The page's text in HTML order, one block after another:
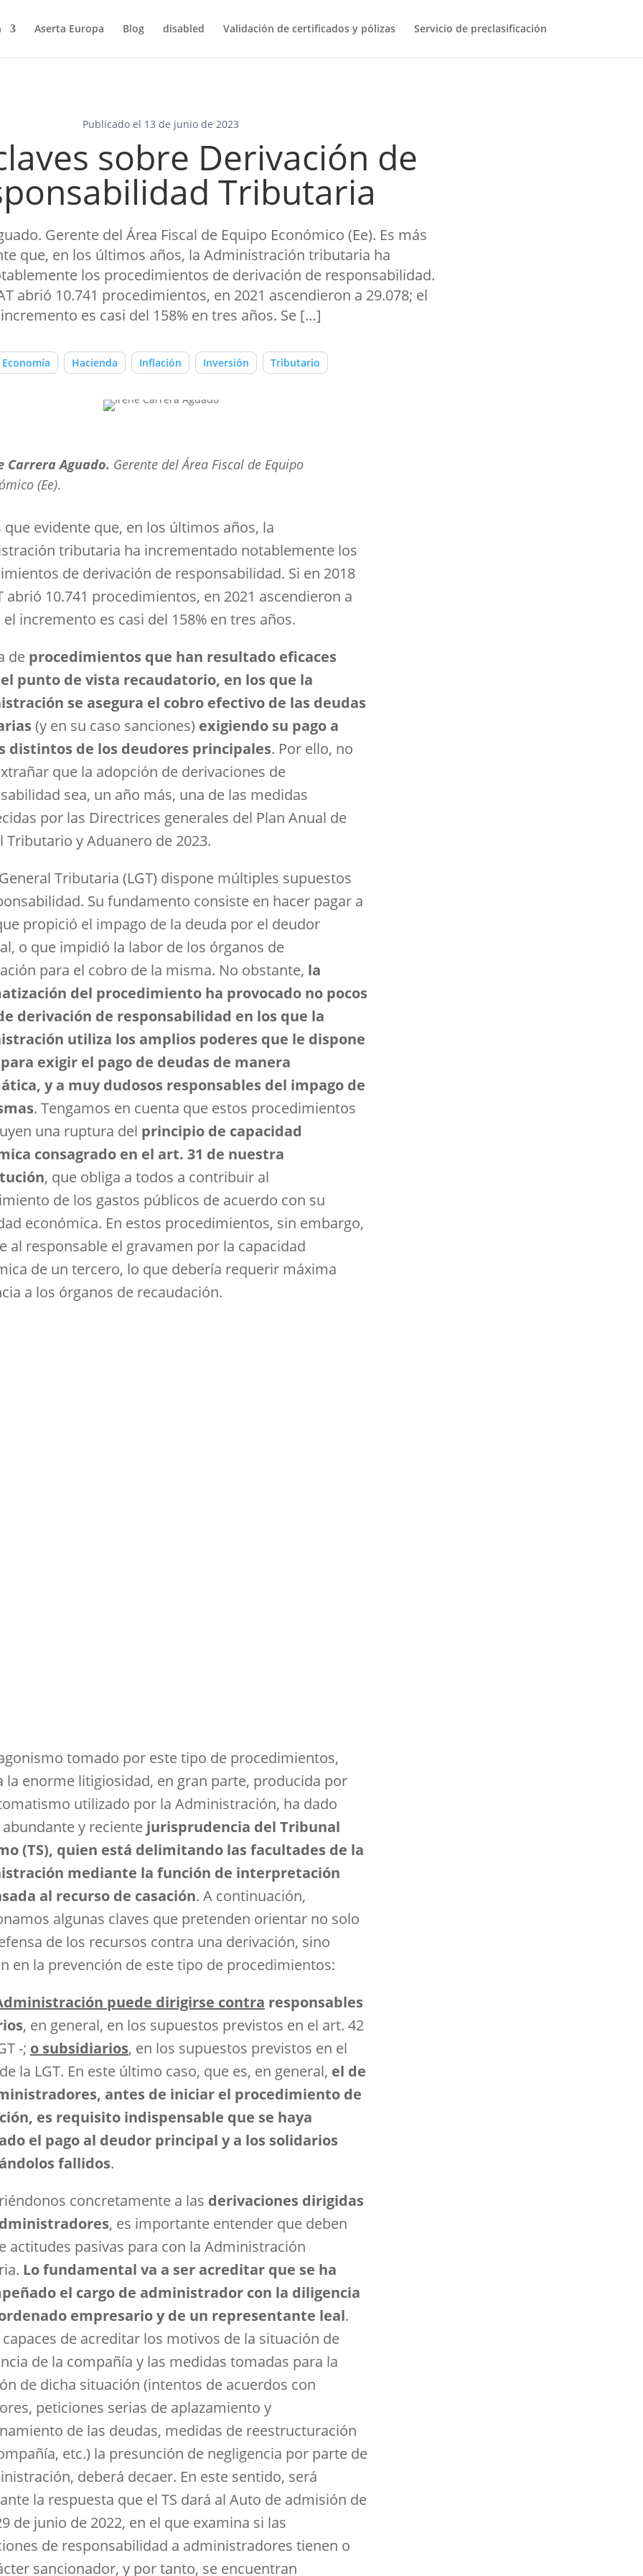
Aserta Europa Blog disabled Validación de certificados y pólizas Servicio de preclasificación
Publicado el 13 de junio de 2023
sobre Derivación de
Tributaria
Gerente del Área Fiscal de Equipo Económico (Ee). Es más
que, en los últimos años, la Administración tributaria ha
los procedimientos de derivación de responsabilidad.
abrió 10.741 procedimientos, en 2021 ascendieron a 29.078; el
incremento es casi del 158% en tres años. Se […]
Economía Hacienda Inflación Inversión Tributario
Carrera Aguado. Gerente del Área Fiscal de Equipo
(Ee).
que evidente que, en los últimos años, la
tributaria ha incrementado notablemente los
de derivación de responsabilidad. Si en 2018
abrió 10.741 procedimientos, en 2021 ascendieron a
el incremento es casi del 158% en tres años.
de procedimientos que han resultado eficaces
punto de vista recaudatorio, en los que la
se asegura el cobro efectivo de las deudas
(y en su caso sanciones) exigiendo su pago a
distintos de los deudores principales. Por ello, no
que la adopción de derivaciones de
sea, un año más, una de las medidas
por las Directrices generales del Plan Anual de
Tributario y Aduanero de 2023.
Tributaria (LGT) dispone múltiples supuestos
Su fundamento consiste en hacer pagar a
propició el impago de la deuda por el deudor
o que impidió la labor de los órganos de
para el cobro de la misma. No obstante, la
del procedimiento ha provocado no pocos
derivación de responsabilidad en los que la
utiliza los amplios poderes que le dispone
para exigir el pago de deudas de manera
y a muy dudosos responsables del impago de
. Tengamos en cuenta que estos procedimientos
una ruptura del principio de capacidad
consagrado en el art. 31 de nuestra
, que obliga a todos a contribuir al
de los gastos públicos de acuerdo con su
económica. En estos procedimientos, sin embargo,
al responsable el gravamen por la capacidad
de un tercero, lo que debería requerir máxima
a los órganos de recaudación.
tomado por este tipo de procedimientos,
la enorme litigiosidad, en gran parte, producida por
utilizado por la Administración, ha dado
y reciente jurisprudencia del Tribunal
(TS), quien está delimitando las facultades de la
mediante la función de interpretación
al recurso de casación. A continuación,
algunas claves que pretenden orientar no solo
de los recursos contra una derivación, sino
en la prevención de este tipo de procedimientos:
puede dirigirse contra responsables
, en general, en los supuestos previstos en el art. 42
-; o subsidiarios, en los supuestos previstos en el
la LGT. En este último caso, que es, en general, el de
antes de iniciar el procedimiento de
es requisito indispensable que se haya
el pago al deudor principal y a los solidarios
fallidos.
concretamente a las derivaciones dirigidas
, es importante entender que deben
actitudes pasivas para con la Administración
Lo fundamental va a ser acreditar que se ha
el cargo de administrador con la diligencia
empresario y de un representante leal.
capaces de acreditar los motivos de la situación de
de la compañía y las medidas tomadas para la
de dicha situación (intentos de acuerdos con
peticiones serias de aplazamiento y
de las deudas, medidas de reestructuración
etc.) la presunción de negligencia por parte de
deberá decaer. En este sentido, será
la respuesta que el TS dará al Auto de admisión de
de junio de 2022, en el que examina si las
de responsabilidad a administradores tienen o
sancionador, y por tanto, se encuentran